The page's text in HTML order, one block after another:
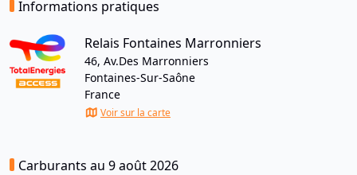
Informations pratiques
Relais Fontaines Marronniers
46, Av.Des Marronniers
Fontaines-Sur-Saône
France
Voir sur la carte
Carburants au 9 août 2026